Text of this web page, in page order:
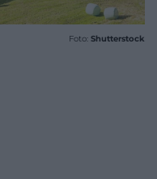
Foto: Shutterstock